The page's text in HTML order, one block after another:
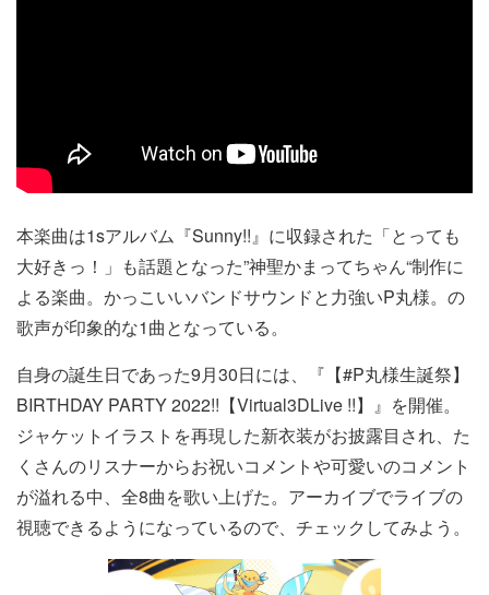
本楽曲は1sアルバム『Sunny!!』に収録された「とっても
大好きっ！」も話題となった”神聖かまってちゃん“制作に
よる楽曲。かっこいいバンドサウンドと力強いP丸様。の
歌声が印象的な1曲となっている。
自身の誕生日であった9月30日には、『【#P丸様生誕祭】
BIRTHDAY PARTY 2022!!【Virtual3DLive !!】』を開催。
ジャケットイラストを再現した新衣装がお披露目され、た
くさんのリスナーからお祝いコメントや可愛いのコメント
が溢れる中、全8曲を歌い上げた。アーカイブでライブの
視聴できるようになっているので、チェックしてみよう。